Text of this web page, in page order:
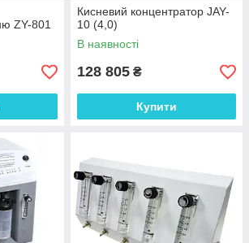
ZY-801
Кисневий концентратор JAY-
10 (4,0)
В наявності
128 805 ₴
Купити